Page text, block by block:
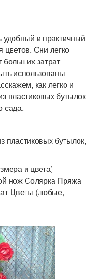
удобный и практичный
цветов. Они легко
больших затрат
использованы
как легко и
пластиковых бутылок
сада.
пластиковых бутылок,
и цвета)
нож Солярка Пряжа
Цветы (любые,